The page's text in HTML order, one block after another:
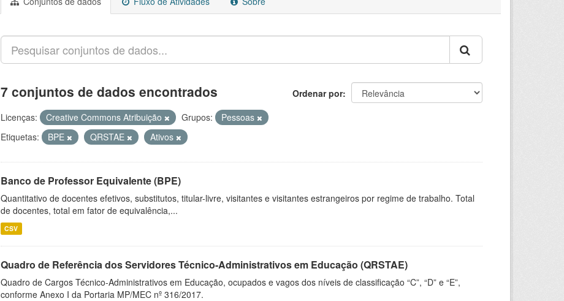
Ordenar por
7 conjuntos de dados encontrados
Licenças: Creative Commons Atribuição Grupos:
Pessoas
Etiquetas:
BPE QRSTAE Ativos
Banco de Professor Equivalente (BPE)
Quantitativo de docentes efetivos, substitutos, titular-livre, visitantes e visitantes estrangeiros por regime de trabalho. Total
de docentes, total em fator de equivalência,...
CSV
Quadro de Referência dos Servidores Técnico-Administrativos em Educação (QRSTAE)
Quadro de Cargos Técnico-Administrativos em Educação, ocupados e vagos dos níveis de classificação “C”, “D” e “E”,
conforme Anexo I da Portaria MP/MEC nº 316/2017.